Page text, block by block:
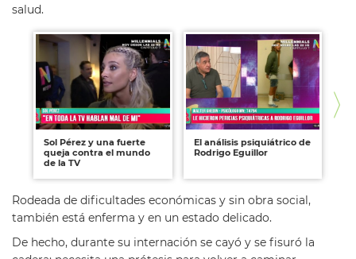
salud.
Sol Pérez y una fuerte
queja contra el mundo
de la TV
El análisis psiquiátrico de
Rodrigo Eguillor
Rodeada de dificultades económicas y sin obra social,
también está enferma y en un estado delicado.
De hecho, durante su internación se cayó y se fisuró la